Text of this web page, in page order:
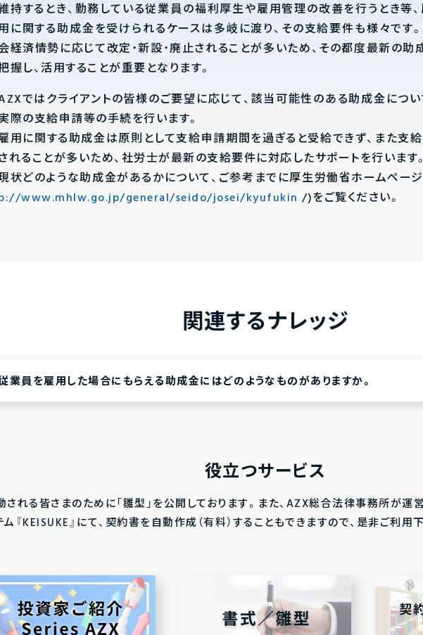
持するとき、勤務している従業員の福利厚生や雇用管理の改善を行うとき等
に関する助成金を受けられるケースは多岐に渡り、その支給要件も様々です
経済情勢に応じて改定・新設・廃止されることが多いため、その都度最新の助
握し、活用することが重要となります。
ではクライアントの皆様のご要望に応じて、該当可能性のある助成金につい
際の支給申請等の手続を行います。
用に関する助成金は原則として支給申請期間を過ぎると受給できず、また支
れることが多いため、社労士が最新の支給要件に対応したサポートを行います
状どのような助成金があるかについて、ご参考までに厚生労働省ホームペー
www.mhlw.go.jp/general/seido/josei/kyufukin /)をご覧ください。
関連するナレッジ
業員を雇用した場合にもらえる助成金にはどのようなものがありますか。
役立つサービス
される皆さまのために「雛型」を公開しております。また、AZX総合法律事務所が
ム『KEISUKE』にて、契約書を自動作成（有料）することもできますので、是非ご利用